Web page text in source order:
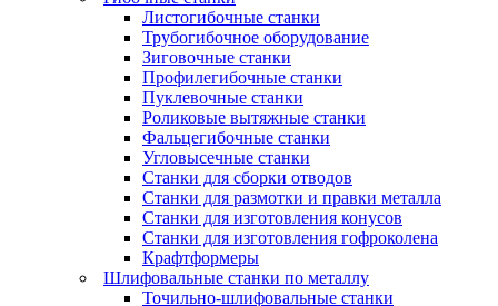
Листогибочные станки
Трубогибочное оборудование
Зиговочные станки
Профилегибочные станки
Пуклевочные станки
Роликовые вытяжные станки
Фальцегибочные станки
Угловысечные станки
Станки для сборки отводов
Станки для размотки и правки металла
Станки для изготовления конусов
Станки для изготовления гофроколена
Крафтформеры
Шлифовальные станки по металлу
Точильно-шлифовальные станки